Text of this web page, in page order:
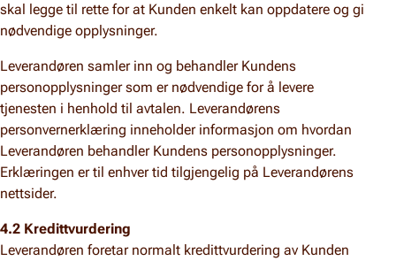
skal legge til rette for at Kunden enkelt kan oppdatere og gi
nødvendige opplysninger.
Leverandøren samler inn og behandler Kundens
personopplysninger som er nødvendige for å levere
tjenesten i henhold til avtalen. Leverandørens
personvernerklæring inneholder informasjon om hvordan
Leverandøren behandler Kundens personopplysninger.
Erklæringen er til enhver tid tilgjengelig på Leverandørens
nettsider.
4.2 Kredittvurdering
Leverandøren foretar normalt kredittvurdering av Kunden